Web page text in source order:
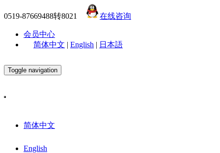
0519-87669488转8021 在线咨询
会员中心
简体中文 | English | 日本語
Toggle navigation
简体中文
English